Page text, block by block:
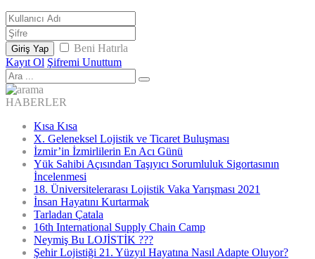
Giriş Yap
Beni Hatırla
Kayıt Ol Şifremi Unuttum
HABERLER
Kısa Kısa
X. Geleneksel Lojistik ve Ticaret Buluşması
İzmir’in İzmirlilerin En Acı Günü
Yük Sahibi Açısından Taşıyıcı Sorumluluk Sigortasının
İncelenmesi
18. Üniversitelerarası Lojistik Vaka Yarışması 2021
İnsan Hayatını Kurtarmak
Tarladan Çatala
16th International Supply Chain Camp
Neymiş Bu LOJİSTİK ???
Şehir Lojistiği 21. Yüzyıl Hayatına Nasıl Adapte Oluyor?